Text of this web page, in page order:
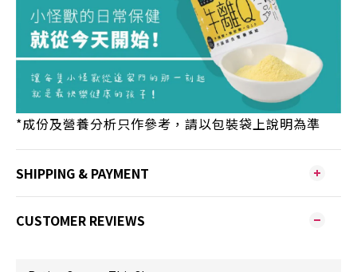
*成份及營養分析只作參考，請以包裝袋上說明為準
SHIPPING & PAYMENT
CUSTOMER REVIEWS